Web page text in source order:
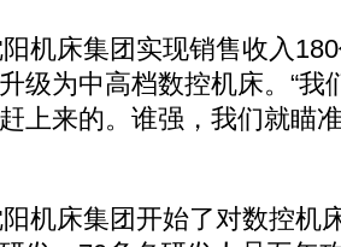
床集团实现销售收入180
级为中高档数控机床。“我
上来的。谁强，我们就瞄
床集团开始了对数控机